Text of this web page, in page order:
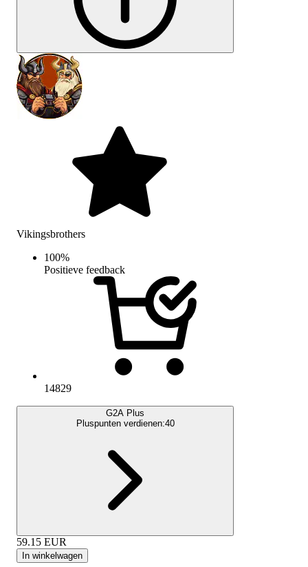
Vikingsbrothers
100%
Positieve feedback
14829
G2A Plus
Pluspunten verdienen:40
59.15 EUR
In winkelwagen